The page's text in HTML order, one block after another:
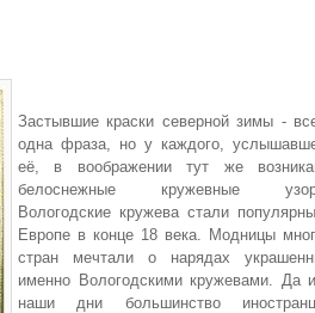
Застывшие краски северной зимы -
одна фраза, но у каждого,
её, в воображении тут же
белоснежные кружевные
Вологодские кружева стали
Европе в конце 18 века. Модницы
стран мечтали о нарядах
именно Вологодскими кружевами. Да
наши дни большинство